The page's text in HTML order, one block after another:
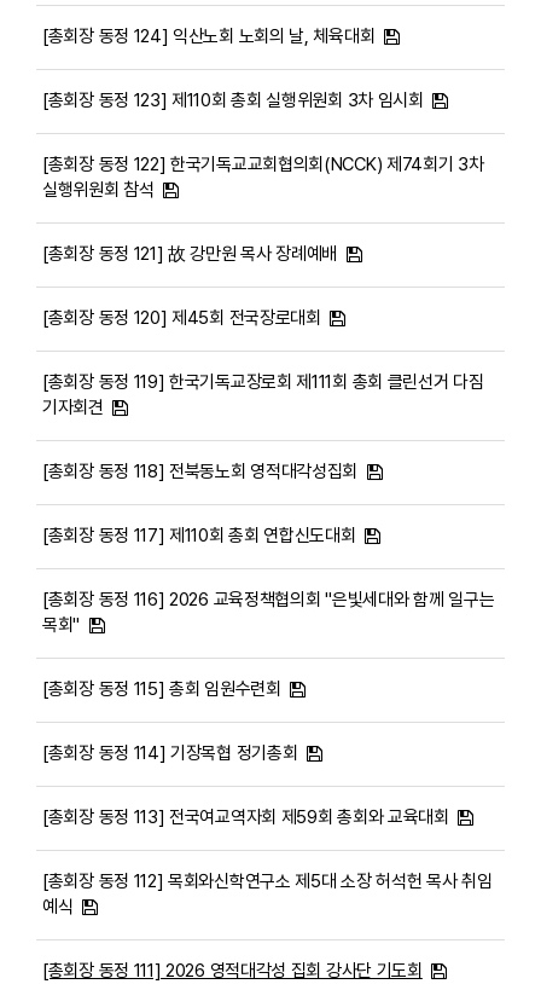
[총회장 동정 124] 익산노회 노회의 날, 체육대회
[총회장 동정 123] 제110회 총회 실행위원회 3차 임시회
[총회장 동정 122] 한국기독교교회협의회(NCCK) 제74회기 3차
실행위원회 참석
[총회장 동정 121] 故 강만원 목사 장례예배
[총회장 동정 120] 제45회 전국장로대회
[총회장 동정 119] 한국기독교장로회 제111회 총회 클린선거 다짐
기자회견
[총회장 동정 118] 전북동노회 영적대각성집회
[총회장 동정 117] 제110회 총회 연합신도대회
[총회장 동정 116] 2026 교육정책협의회 "은빛세대와 함께 일구는
목회"
[총회장 동정 115] 총회 임원수련회
[총회장 동정 114] 기장목협 정기총회
[총회장 동정 113] 전국여교역자회 제59회 총회와 교육대회
[총회장 동정 112] 목회와신학연구소 제5대 소장 허석헌 목사 취임
예식
[총회장 동정 111] 2026 영적대각성 집회 강사단 기도회